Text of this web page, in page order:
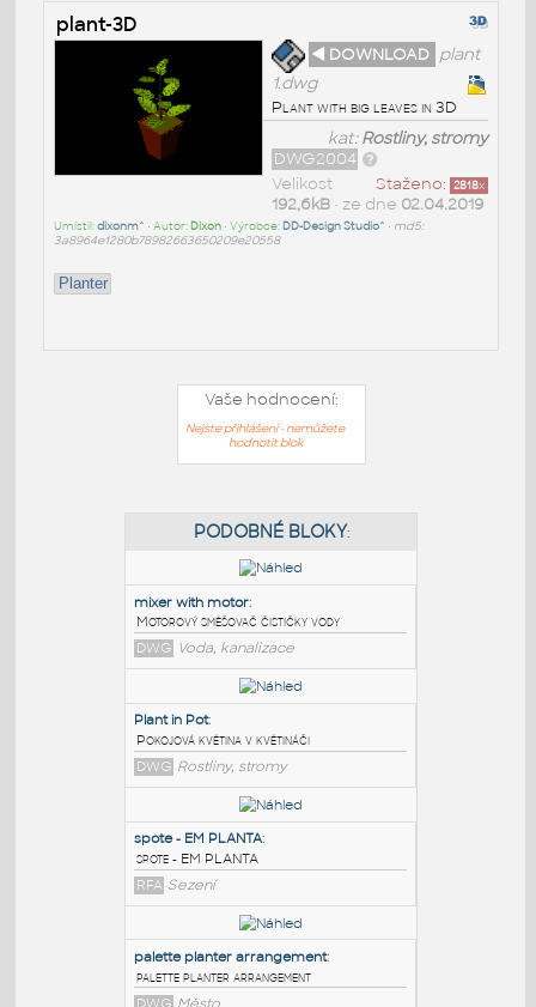
plant-3D
◄ DOWNLOAD plant
1.dwg
Plant with big leaves in 3D
kat:Rostliny, stromy
DWG2004
Staženo: 2818x
Velikost
192,6kB• ze dne 02.04.2019
Umístil:dixonm^ • Autor: Dixon• Výrobce: DD-Design Studio^ • md5:
3a8964e1280b78982663650209e20558
Planter
Vaše hodnocení:
Nejste přihlášeni - nemůžete
hodnotit blok
PODOBNÉ BLOKY:
mixer with motor:
Motorový směšovač čističky vody
DWG Voda, kanalizace
Plant in Pot:
Pokojová květina v květináči
DWG Rostliny, stromy